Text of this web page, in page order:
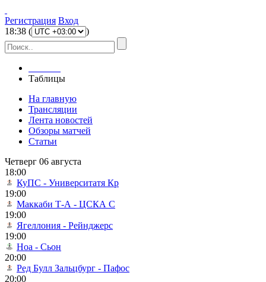
Регистрация Вход
18:38 ( )
Таблицы
На главную
Трансляции
Лента новостей
Обзоры матчей
Статьи
Четверг 06 августа
18:00
КуПС - Университатя Кр
19:00
Маккаби Т-А - ЦСКА С
19:00
Ягеллония - Рейнджерс
19:00
Ноа - Сьон
20:00
Ред Булл Зальцбург - Пафос
20:00